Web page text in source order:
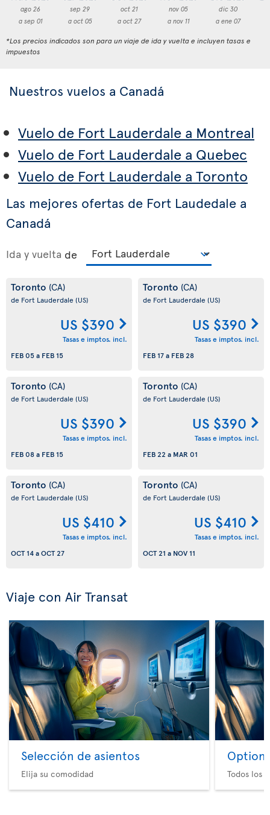
ago 26
a sep 01
sep 29
a oct 05
oct 21
a oct 27
nov 05
a nov 11
dic 30
a ene 07
*Los precios indicados son para un viaje de ida y vuelta e incluyen tasas e
impuestos
Nuestros vuelos a Canadá
Vuelo de Fort Lauderdale a Montreal
Vuelo de Fort Lauderdale a Quebec
Vuelo de Fort Lauderdale a Toronto
Las mejores ofertas de Fort Laudedale a
Canadá
Ida y vuelta de
Toronto (CA)
de Fort Lauderdale (US)
US $390
Tasas e imptos. incl.
FEB 05a FEB 15
Toronto (CA)
de Fort Lauderdale (US)
US $390
Tasas e imptos. incl.
FEB 17a FEB 28
Toronto (CA)
de Fort Lauderdale (US)
US $390
Tasas e imptos. incl.
FEB 08a FEB 15
Toronto (CA)
de Fort Lauderdale (US)
US $390
Tasas e imptos. incl.
FEB 22 a MAR 01
Toronto (CA)
de Fort Lauderdale (US)
US $410
Tasas e imptos. incl.
OCT 14aOCT 27
Toronto (CA)
de Fort Lauderdale (US)
US $410
Tasas e imptos. incl.
OCT 21 a NOV 11
Viaje con Air Transat
Selección de asientos
Elija su comodidad
Option
Todos los